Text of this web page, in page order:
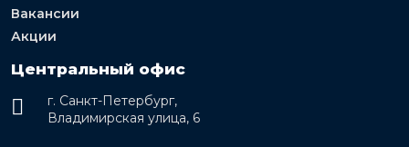
Вакансии
Акции
Центральный офис
г. Санкт-Петербург,
Владимирская улица, 6